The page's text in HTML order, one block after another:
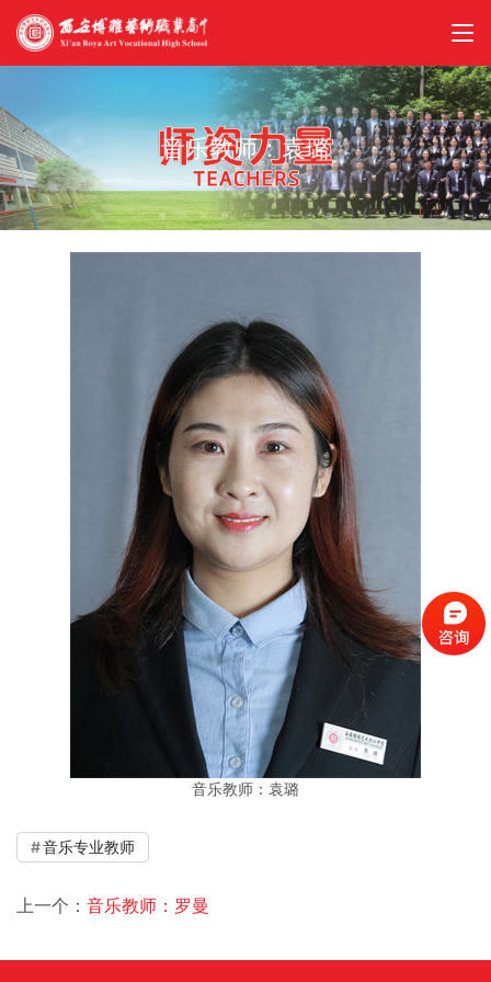
音乐教师：袁璐
音乐教师：袁璐
音乐专业教师
上一个： 音乐教师：罗曼